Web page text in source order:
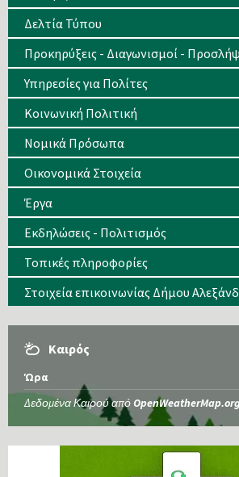
Δελτία Τύπου
Προκηρύξεις - Διαγωνισμοί -
Υπηρεσίες για Πολίτες
Κοινωνική Πολιτική
Νομικά Πρόσωπα
Οικονομικά Στοιχεία
Έργα
Εκδηλώσεις - Πολιτισμός
Τοπικές πληροφορίες
Στοιχεία επικοινωνίας Δήμου
Καιρός
Ώρα
Δεδομένα Καιρού από